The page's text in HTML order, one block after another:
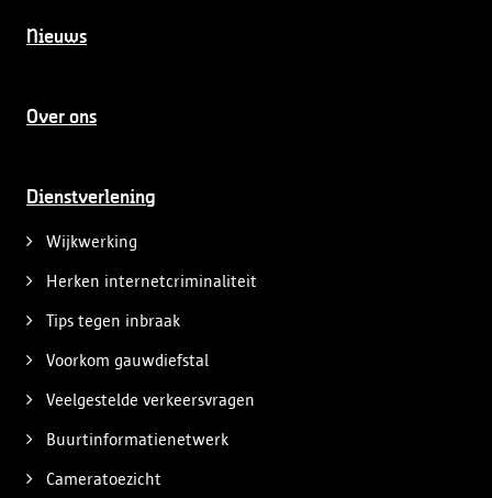
Nieuws
Over ons
Dienstverlening
Wijkwerking
Herken internetcriminaliteit
Tips tegen inbraak
Voorkom gauwdiefstal
Veelgestelde verkeersvragen
Buurtinformatienetwerk
Cameratoezicht